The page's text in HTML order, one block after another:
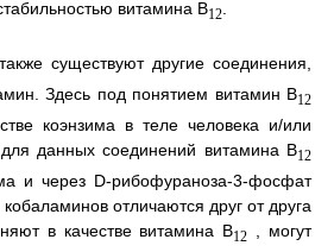
витамина B12.
существуют другие соединения,
Здесь под понятием витамин B12
коэнзима в теле человека и/или
данных соединений витамина B12
и через D-рибофураноза-3-фосфат
отличаются друг от друга
в качестве витамина В12
, могут